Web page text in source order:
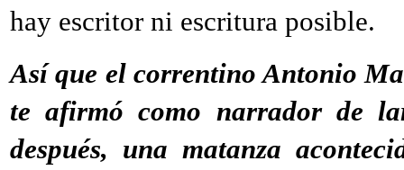
hay escritor ni escritura posible.
Así que el correntino Antonio
te afirmó como narrador de
después, una matanza